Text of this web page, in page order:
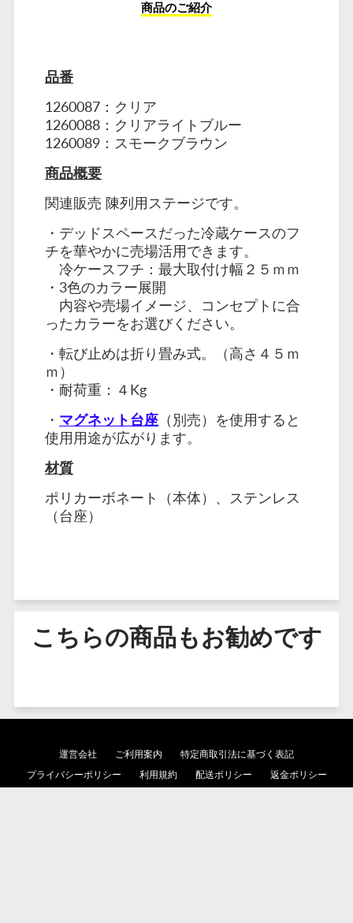
商品のご紹介
品番
1260087：クリア
1260088：クリアライトブルー
1260089：スモークブラウン
商品概要
関連販売 陳列用ステージです。
・デッドスペースだった冷蔵ケースのフ
チを華やかに売場活用できます。
冷ケースフチ：最大取付け幅２５ｍｍ
・3色のカラー展開
内容や売場イメージ、コンセプトに合
ったカラーをお選びください。
・転び止めは折り畳み式。（高さ４５ｍ
ｍ）
・耐荷重：４Kg
・ マグネット台座 （別売）を使用すると
使用用途が広がります。
材質
ポリカーボネート（本体）、ステンレス
（台座）
こちらの商品もお勧めです
運営会社 ご利用案内
特定商取引法に基づく表記
プライバシーポリシー
利用規約 配送ポリシー
返金ポリシー